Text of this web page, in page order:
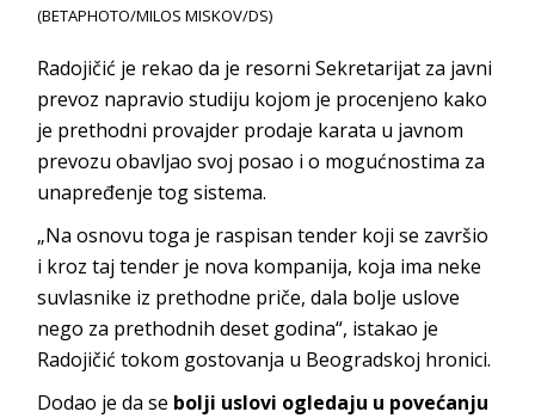
(BETAPHOTO/MILOS MISKOV/DS)
Radojičić je rekao da je resorni Sekretarijat za javni
prevoz napravio studiju kojom je procenjeno kako
je prethodni provajder prodaje karata u javnom
prevozu obavljao svoj posao i o mogućnostima za
unapređenje tog sistema.
„Na osnovu toga je raspisan tender koji se završio
i kroz taj tender je nova kompanija, koja ima neke
suvlasnike iz prethodne priče, dala bolje uslove
nego za prethodnih deset godina“, istakao je
Radojičić tokom gostovanja u Beogradskoj hronici.
Dodao je da se bolji uslovi ogledaju u povećanju